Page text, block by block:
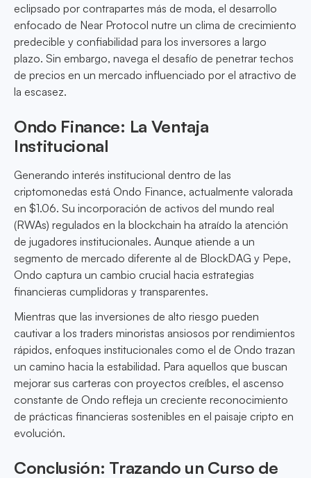
eclipsado por contrapartes más de moda, el desarrollo
enfocado de Near Protocol nutre un clima de crecimiento
predecible y confiabilidad para los inversores a largo
plazo. Sin embargo, navega el desafío de penetrar techos
de precios en un mercado influenciado por el atractivo de
la escasez.
Ondo Finance: La Ventaja
Institucional
Generando interés institucional dentro de las
criptomonedas está Ondo Finance, actualmente valorada
en $1.06. Su incorporación de activos del mundo real
(RWAs) regulados en la blockchain ha atraído la atención
de jugadores institucionales. Aunque atiende a un
segmento de mercado diferente al de BlockDAG y Pepe,
Ondo captura un cambio crucial hacia estrategias
financieras cumplidoras y transparentes.
Mientras que las inversiones de alto riesgo pueden
cautivar a los traders minoristas ansiosos por rendimientos
rápidos, enfoques institucionales como el de Ondo trazan
un camino hacia la estabilidad. Para aquellos que buscan
mejorar sus carteras con proyectos creíbles, el ascenso
constante de Ondo refleja un creciente reconocimiento
de prácticas financieras sostenibles en el paisaje cripto en
evolución.
Conclusión: Trazando un Curso de